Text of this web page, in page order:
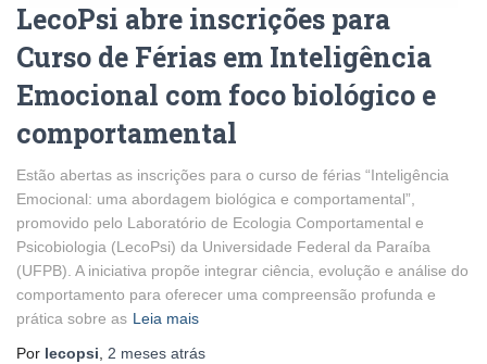
LecoPsi abre inscrições para
Curso de Férias em Inteligência
Emocional com foco biológico e
comportamental
Estão abertas as inscrições para o curso de férias “Inteligência
Emocional: uma abordagem biológica e comportamental”,
promovido pelo Laboratório de Ecologia Comportamental e
Psicobiologia (LecoPsi) da Universidade Federal da Paraíba
(UFPB). A iniciativa propõe integrar ciência, evolução e análise do
comportamento para oferecer uma compreensão profunda e
prática sobre as Leia mais
Por lecopsi 2 meses atrás